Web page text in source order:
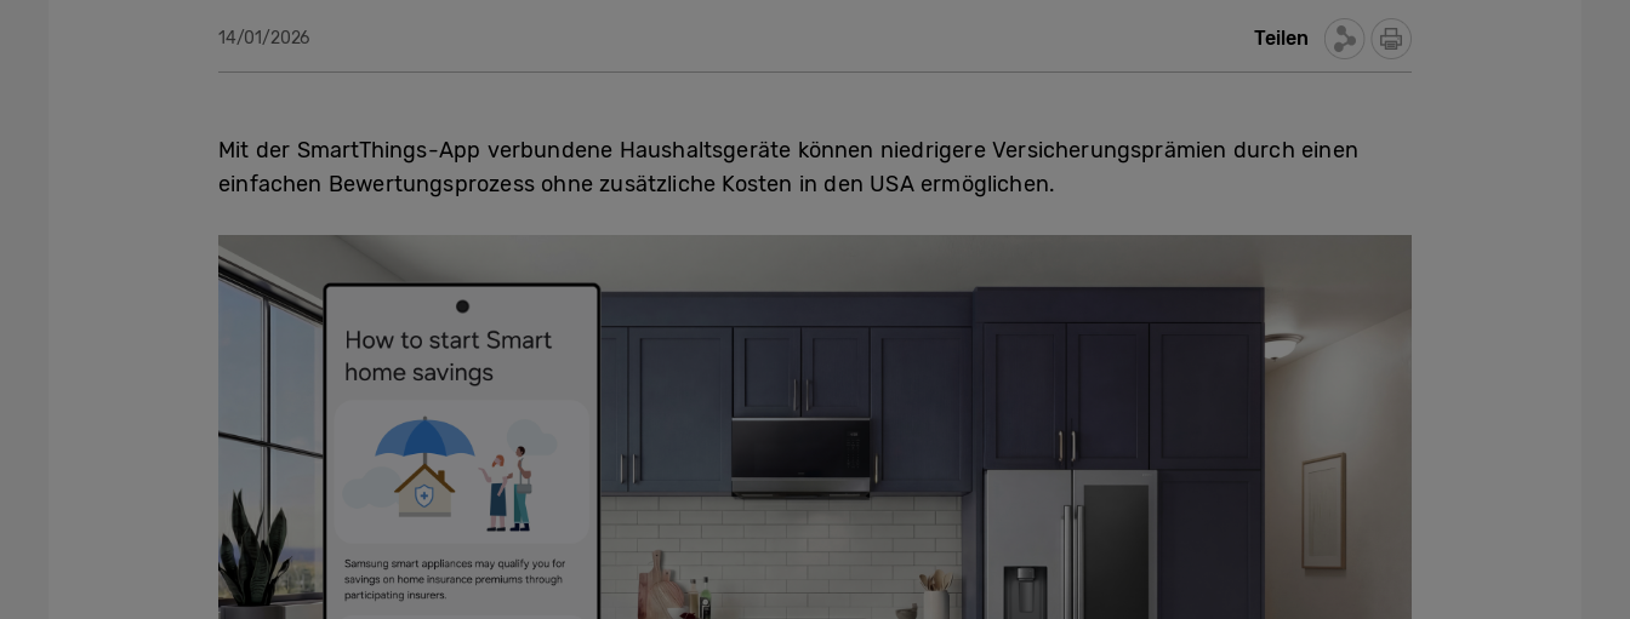
14/01/2026 Teilen
Mit der SmartThings-App verbundene Haushaltsgeräte können niedrigere Versicherungsprämien durch einen
einfachen Bewertungsprozess ohne zusätzliche Kosten in den USA ermöglichen.